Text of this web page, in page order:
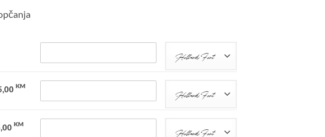
Holland Font
KM
Holland Font
KM
Holland Font